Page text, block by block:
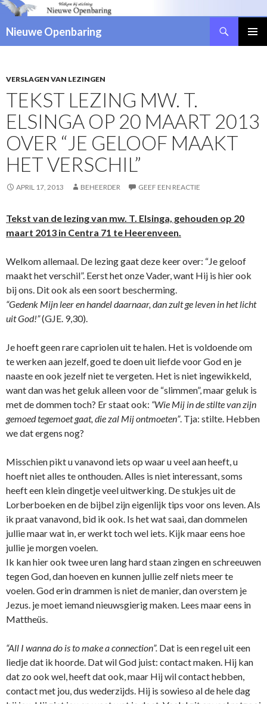
Nieuwe Openbaring
SPRINGEN
VERSLAGEN VAN LEZINGEN
TEKST LEZING MW. T.
ELSINGA OP 20 MAART 2013
OVER “JE GELOOF MAAKT
HET VERSCHIL”
APRIL 17, 2013 BEHEERDER GEEF EEN REACTIE
Tekst van de lezing van mw. T. Elsinga, gehouden op 20
maart 2013 in Centra 71 te Heerenveen.
Welkom allemaal. De lezing gaat deze keer over: “Je geloof
maakt het verschil”. Eerst het o­nze Vader, want Hij is hier ook
bij o­ns. Dit ook als een soort bescherming.
“Gedenk Mijn leer en handel daarnaar, dan zult ge leven in het licht
uit God!”(GJE. 9,30).
Je hoeft geen rare capriolen uit te halen. Het is voldoende om
te werken aan jezelf, goed te doen uit liefde voor God en je
naaste en ook jezelf niet te vergeten. Het is niet ingewikkeld,
want dan was het geluk alleen voor de “slimmen”, maar geluk is
met de dommen toch? Er staat ook: “Wie Mij in de stilte van zijn
gemoed tegemoet gaat, die zal Mij o­ntmoeten”. Tja: stilte. Hebben
we dat ergens nog?
Misschien pikt u vanavond iets op waar u veel aan heeft, u
hoeft niet alles te o­nthouden. Alles is niet interessant, soms
heeft een klein dingetje veel uitwerking. De stukjes uit de
Lorberboeken en de bijbel zijn eigenlijk tips voor o­ns leven. Als
ik praat vanavond, bid ik ook. Is het wat saai, dan dommelen
jullie maar wat in, er werkt toch wel iets. Kijk maar eens hoe
jullie je morgen voelen.
Ik kan hier ook twee uren lang hard staan zingen en schreeuwen
tegen God, dan hoeven en kunnen jullie zelf niets meer te
voelen. God erin drammen is niet de manier, dan overstem je
Jezus. je moet iemand nieuwsgierig maken. Lees maar eens in
Mattheüs.
“All I wanna do is to make a connection”. Dat is een regel uit een
liedje dat ik hoorde. Dat wil God juist: contact maken. Hij kan
dat zo ook wel, heeft dat ook, maar Hij wil contact hebben,
contact met jou, dus wederzijds. Hij is sowieso al de hele dag